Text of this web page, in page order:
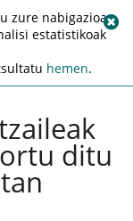
ditu
zure nabigazioa
estatistikoak
hemen.